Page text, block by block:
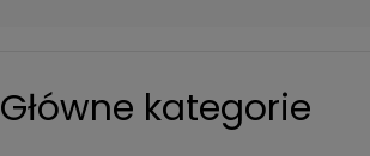
Główne kategorie